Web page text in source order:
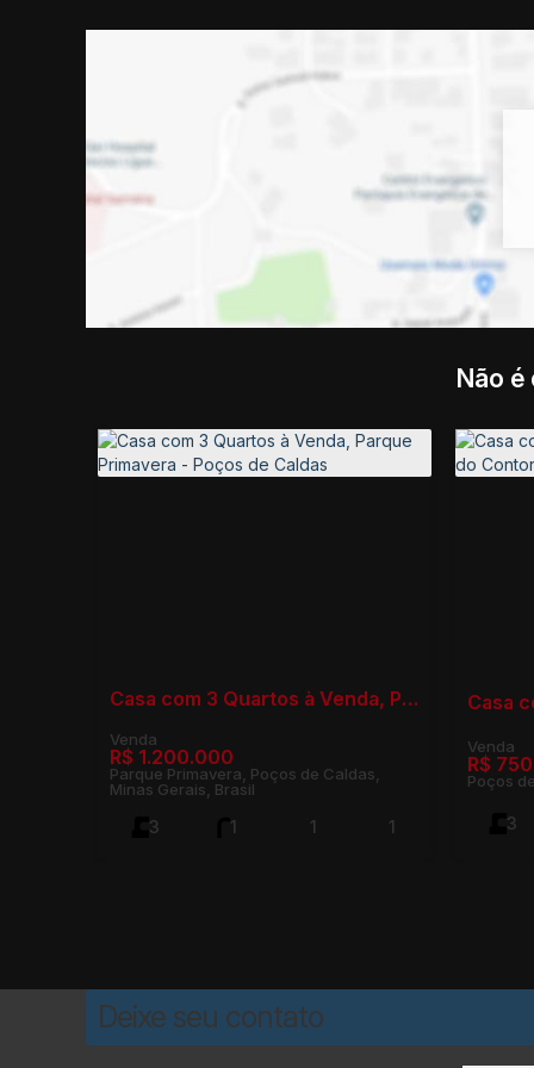
Não
Casa com 3 Quartos à Venda, Parque Primavera - Poços de Caldas
R$ 1.200.000
Parque Primavera, Poços de Caldas,
Minas Gerais, Brasil
3 1 1
1
R$
Poços
3
Deixe seu contato